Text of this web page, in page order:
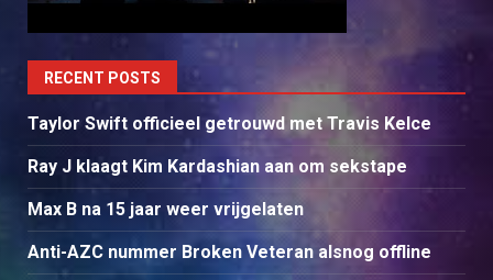
RECENT POSTS
Taylor Swift officieel getrouwd met Travis Kelce
Ray J klaagt Kim Kardashian aan om sekstape
Max B na 15 jaar weer vrijgelaten
Anti-AZC nummer Broken Veteran alsnog offline